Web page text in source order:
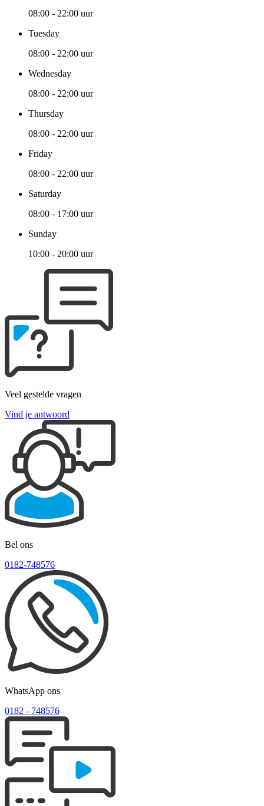
08:00 - 22:00 uur
Tuesday
08:00 - 22:00 uur
Wednesday
08:00 - 22:00 uur
Thursday
08:00 - 22:00 uur
Friday
08:00 - 22:00 uur
Saturday
08:00 - 17:00 uur
Sunday
10:00 - 20:00 uur
Veel gestelde vragen
Vind je antwoord
Bel ons
0182-748576
WhatsApp ons
0182 ‑ 748576